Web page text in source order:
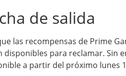
de salida
las recompensas de Prime
disponibles para reclamar. Sin
a partir del próximo lunes